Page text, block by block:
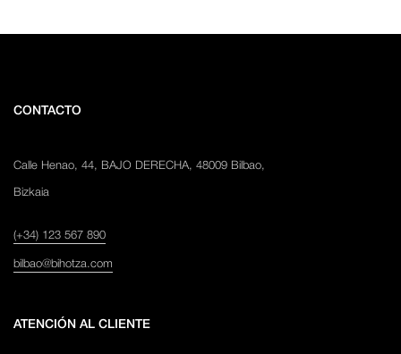
CONTACTO
Calle Henao, 44, BAJO DERECHA, 48009 Bilbao,
Bizkaia
(+34) 123 567 890
bilbao@bihotza.com
ATENCIÓN AL CLIENTE